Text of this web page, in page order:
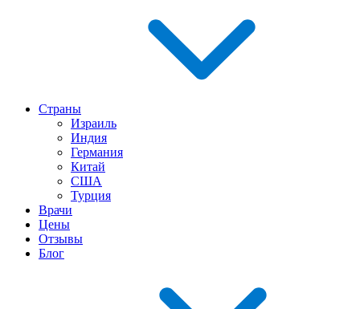
Страны
Израиль
Индия
Германия
Китай
США
Турция
Врачи
Цены
Отзывы
Блог